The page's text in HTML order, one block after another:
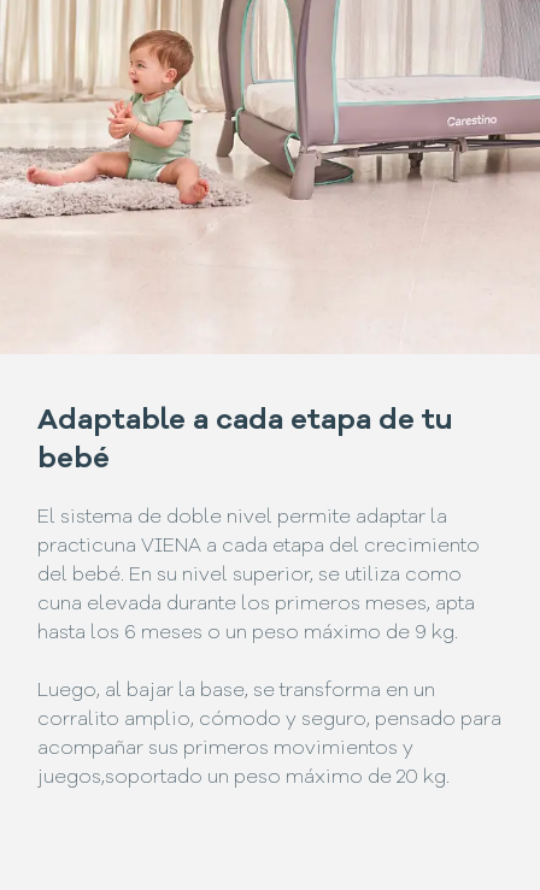
Adaptable a cada etapa de tu
bebé
El sistema de doble nivel permite adaptar la
practicuna VIENA a cada etapa del crecimiento
del bebé. En su nivel superior, se utiliza como
cuna elevada durante los primeros meses, apta
hasta los 6 meses o un peso máximo de 9 kg.
Luego, al bajar la base, se transforma en un
corralito amplio, cómodo y seguro, pensado para
acompañar sus primeros movimientos y
juegos,soportado un peso máximo de 20 kg.